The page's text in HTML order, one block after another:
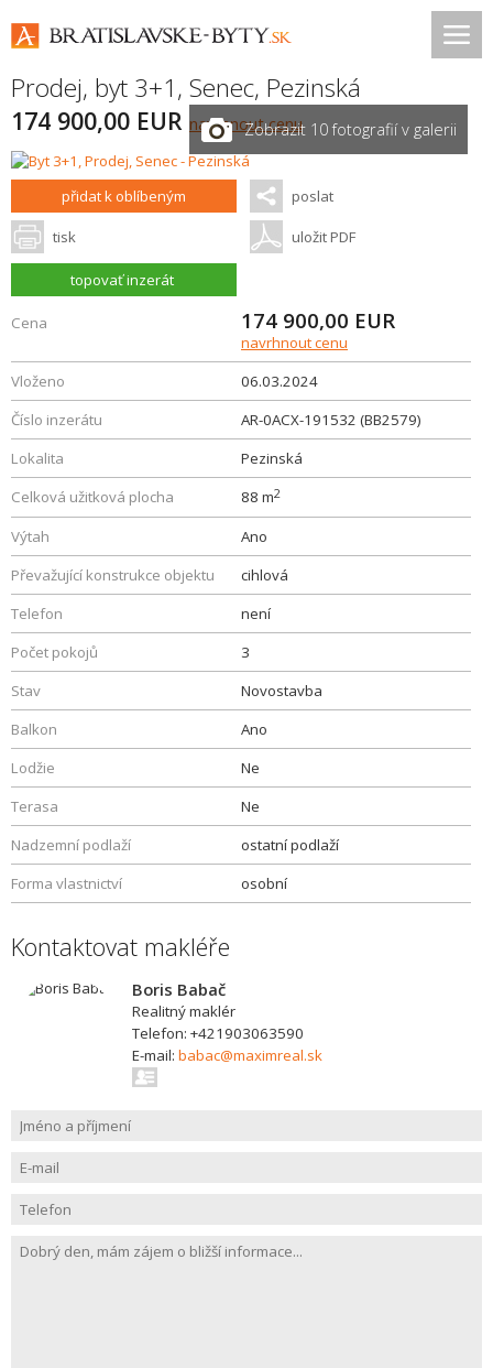
Prodej, byt 3+1, Senec, Pezinská
174 900,00 EUR navrhnout cenuZobrazit 10 fotografií v galerii
přidat k oblíbeným poslat
tisk uložit PDF
topovať inzerát
Cena 174 900,00 EUR
navrhnout cenu
Vloženo
06.03.2024
Číslo inzerátu
AR-0ACX-191532 (BB2579)
Lokalita
Pezinská
Celková užitková plocha
88 m2
Výtah
Ano
Převažující konstrukce objektu
cihlová
Telefon
není
Počet pokojů
3
Stav
Novostavba
Balkon
Ano
Lodžie
Ne
Terasa
Ne
Nadzemní podlaží
ostatní podlaží
Forma vlastnictví
osobní
Kontaktovat makléře
Boris Babač
Realitný maklér
Telefon: +421903063590
E-mail: babac@maximreal.sk